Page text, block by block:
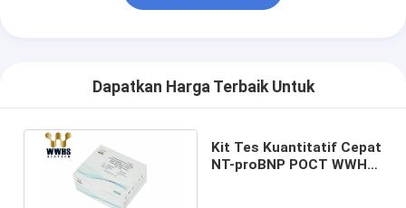
Dapatkan Harga Terbaik Untuk
Kit Tes Kuantitatif Cepat
NT-proBNP POCT WWHS